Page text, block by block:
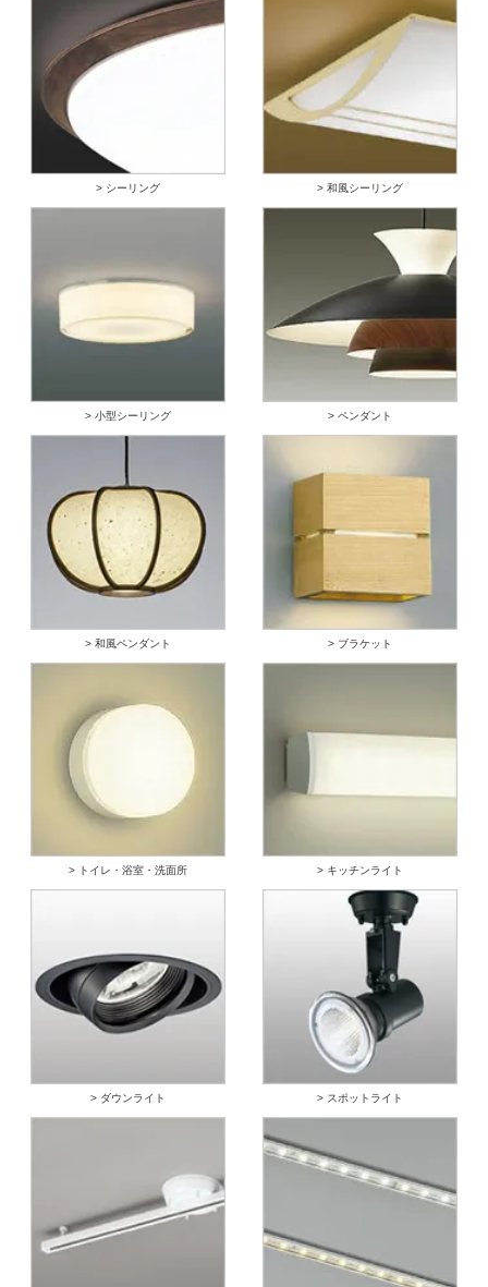
> シーリング > 和風シーリング
> 小型シーリング > ペンダント
> 和風ペンダント > ブラケット
> トイレ・浴室・洗面所 > キッチンライト
> ダウンライト > スポットライト